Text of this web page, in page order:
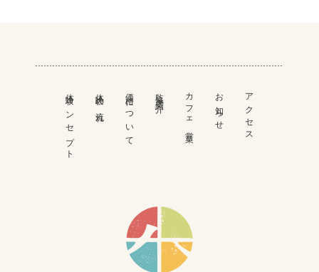
体験コンセプト 体験の流れ 価格について 監修者紹介 カフェ営業 お知らせ アクセス